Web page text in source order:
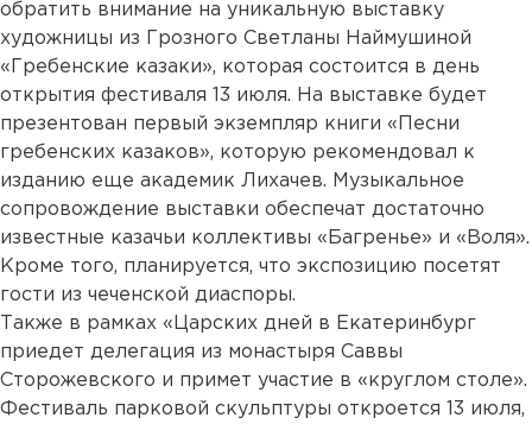
обратить внимание на уникальную выставку
художницы из Грозного Светланы Наймушиной
«Гребенские казаки», которая состоится в день
открытия фестиваля 13 июля. На выставке будет
презентован первый экземпляр книги «Песни
гребенских казаков», которую рекомендовал к
изданию еще академик Лихачев. Музыкальное
сопровождение выставки обеспечат достаточно
известные казачьи коллективы «Багренье» и «Воля».
Кроме того, планируется, что экспозицию посетят
гости из чеченской диаспоры.
Также в рамках «Царских дней в Екатеринбург
приедет делегация из монастыря Саввы
Сторожевского и примет участие в «круглом столе».
Фестиваль парковой скульптуры откроется 13 июля,